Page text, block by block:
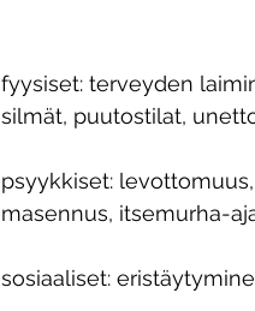
fyysiset: terveyden
silmät, puutostilat,
psyykkiset:
masennus, itsemurha-
sosiaaliset: